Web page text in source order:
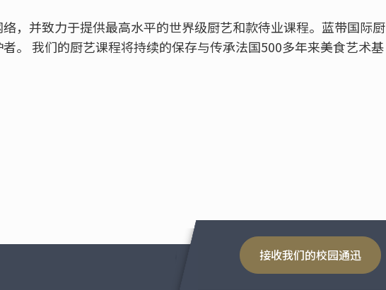
，并致力于提供最高水平的世界级厨艺和款待业课程。蓝带国际厨
。 我们的厨艺课程将持续的保存与传承法国500多年来美食艺术基
接收我们的校园通迅